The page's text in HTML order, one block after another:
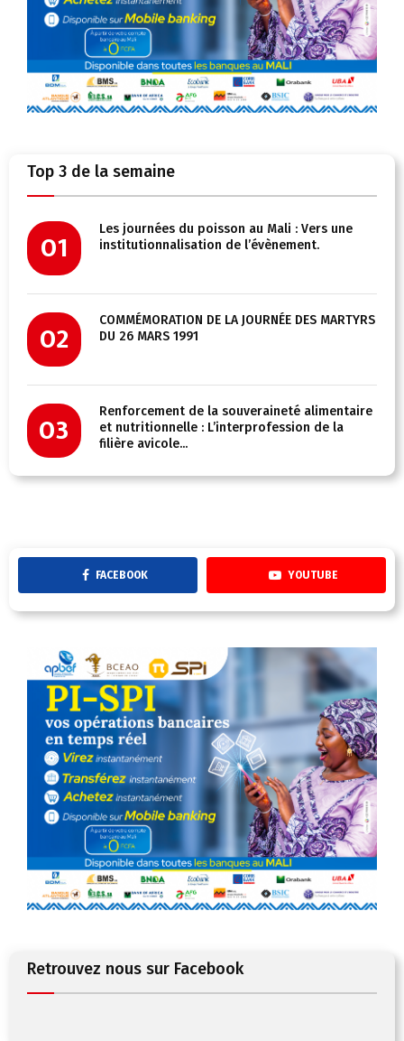
Top 3 de la semaine
01
Les journées du poisson au Mali : Vers une
institutionnalisation de l’évènement.
02
COMMÉMORATION DE LA JOURNÉE DES MARTYRS
DU 26 MARS 1991
03
Renforcement de la souveraineté alimentaire
et nutritionnelle : L’interprofession de la
filière avicole...
FACEBOOK YOUTUBE
Retrouvez nous sur Facebook